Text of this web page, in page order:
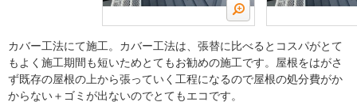
カバー工法にて施工。カバー工法は、張替に比べるとコスパがとて
もよく施工期間も短いためとてもお勧めの施工です。屋根をはがさ
ず既存の屋根の上から張っていく工程になるので屋根の処分費がか
からない＋ゴミが出ないのでとてもエコです。